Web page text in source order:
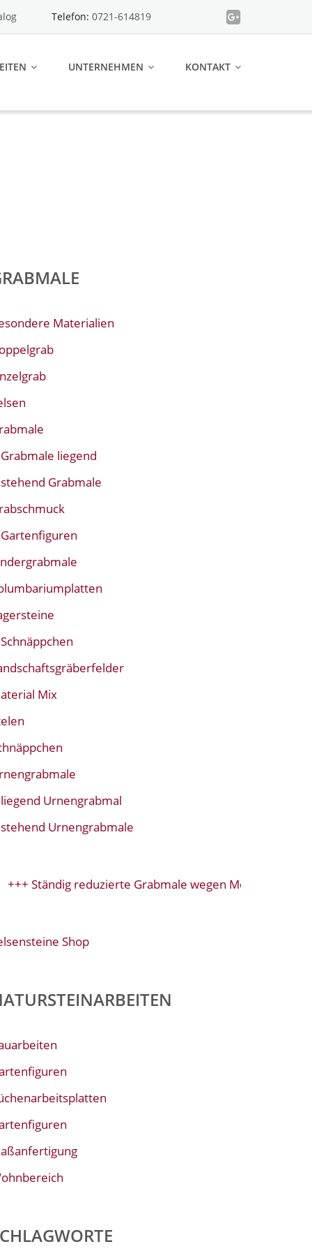
Telefon: 0721-614819
UNTERNEHMEN KONTAKT
Materialien
Grabmale liegend
stehend Grabmale
Gartenfiguren
Schnäppchen
Mix
liegend Urnengrabmal
stehend Urnengrabmale
Ständig reduzierte Grabmale wegen Modellwechsel+++
Shop